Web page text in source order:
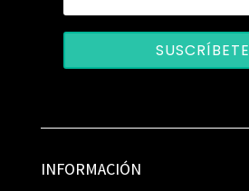
SUSCRÍBETE
INFORMACIÓN